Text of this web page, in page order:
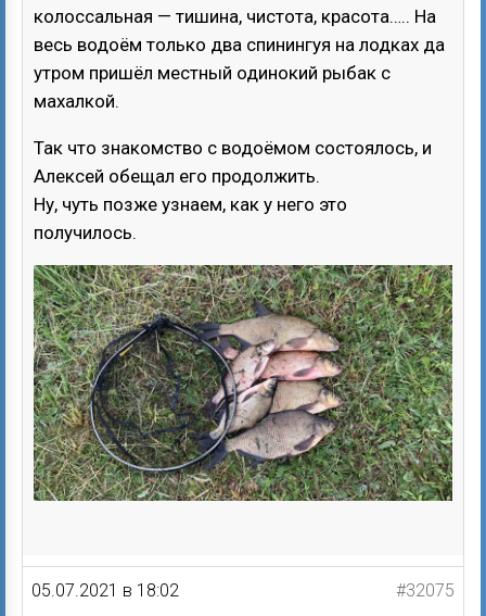
колоссальная — тишина, чистота, красота….. На
весь водоём только два спинингуя на лодках да
утром пришёл местный одинокий рыбак с
махалкой.
Так что знакомство с водоёмом состоялось, и
Алексей обещал его продолжить.
Ну, чуть позже узнаем, как у него это
получилось.
05.07.2021 в 18:02 #32075